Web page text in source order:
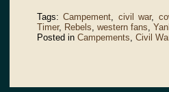
Tags:Campement, civil war,
Timer, Rebels, western fans,
Posted in Campements, Civil